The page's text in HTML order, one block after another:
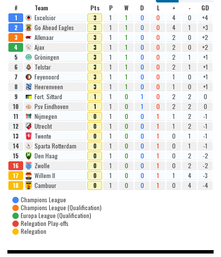
#
Team Pts P W D L + -
GD
1
Excelsior 3 1 1 0 0 4 0
+4
2
Go Ahead Eagles 3 1 1 0 0 4 1
+3
3
Alkmaar 3 1 1 0 0 2 0
+2
4
Ajax 3 1 1 0 0 2 0
+2
5
Gröningen 3 1 1 0 0 2 1
+1
6
Telstar 3 1 1 0 0 2 1
+1
7
Feyenoord 3 1 1 0 0 1 0
+1
8
Heerenveen 3 1 1 0 0 1 0
+1
9
Fort. Sittard 1 1 0 1 0 2 2
0
10
Psv Eindhoven 1 1 0 1 0 2 2
0
11
Nijmegen 0 1 0 0 1 1 2
-1
12
Utrecht 0 1 0 0 1 1 2
-1
13
Twente 0 1 0 0 1 0 1
-1
14
Sparta Rotterdam 0 1 0 0 1 0 1
-1
15
Den Haag 0 1 0 0 1 0 2
-2
16
Zwolle 0 1 0 0 1 0 2
-2
17
Willem II 0 1 0 0 1 1 4
-3
18
Cambuur 0 1 0 0 1 0 4
-4
Champions League
Champions League (Qualification)
Europa League (Qualification)
Relegation Play-offs
Relegation